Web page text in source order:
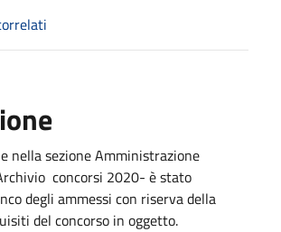
nella sezione Amministrazione
concorsi 2020- è stato
degli ammessi con riserva della
del concorso in oggetto.